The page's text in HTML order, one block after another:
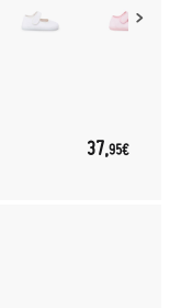
37,95€